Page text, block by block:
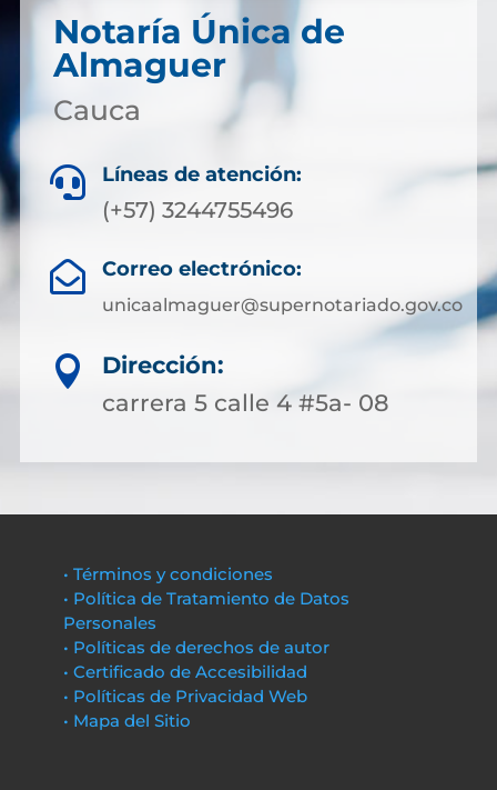
Notaría Única de
Almaguer
Cauca
 Líneas de atención:
(+57) 3244755496
 Correo electrónico:
unicaalmaguer@supernotariado.gov.co

Dirección:
carrera 5 calle 4 #5a- 08
• Términos y condiciones
• Política de Tratamiento de Datos
Personales
• Políticas de derechos de autor
• Certificado de Accesibilidad
• Políticas de Privacidad Web
• Mapa del Sitio